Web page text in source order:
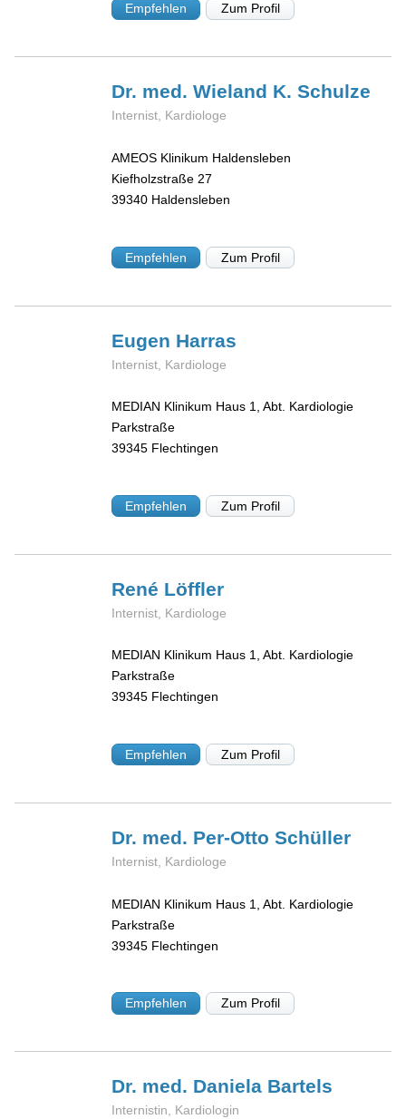
Empfehlen Zum Profil
Dr. med. Wieland K.Schulze
Internist, Kardiologe
AMEOS Klinikum Haldensleben
Kiefholzstraße 27
39340 Haldensleben
Empfehlen Zum Profil
Eugen Harras
Internist, Kardiologe
MEDIAN Klinikum Haus 1, Abt. Kardiologie
Parkstraße
39345 Flechtingen
Empfehlen Zum Profil
René Löffler
Internist, Kardiologe
MEDIAN Klinikum Haus 1, Abt. Kardiologie
Parkstraße
39345 Flechtingen
Empfehlen Zum Profil
Dr. med. Per-OttoSchüller
Internist, Kardiologe
MEDIAN Klinikum Haus 1, Abt. Kardiologie
Parkstraße
39345 Flechtingen
Empfehlen Zum Profil
Dr. med. Daniela Bartels
Internistin, Kardiologin